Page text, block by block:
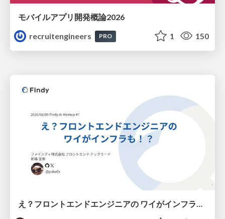
モバイルアプリ開発概論2026
recruitengineers
PRO 1 150
え？フロントエンドエンジニアの ワイがインフラも！？